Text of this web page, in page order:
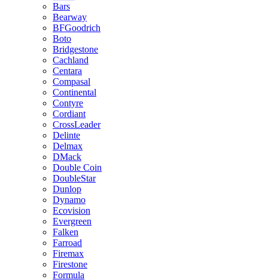
Bars
Bearway
BFGoodrich
Boto
Bridgestone
Cachland
Centara
Compasal
Continental
Contyre
Cordiant
CrossLeader
Delinte
Delmax
DMack
Double Coin
DoubleStar
Dunlop
Dynamo
Ecovision
Evergreen
Falken
Farroad
Firemax
Firestone
Formula